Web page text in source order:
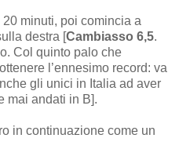
minuti, poi comincia a
destra [Cambiasso 6,5.
Col quinto palo che
l’ennesimo record: va
gli unici in Italia ad aver
mai andati in B].
in continuazione come un